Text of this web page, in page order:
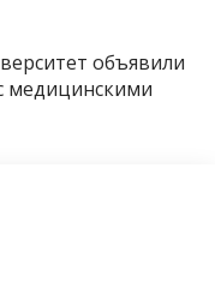
объявили
медицинскими